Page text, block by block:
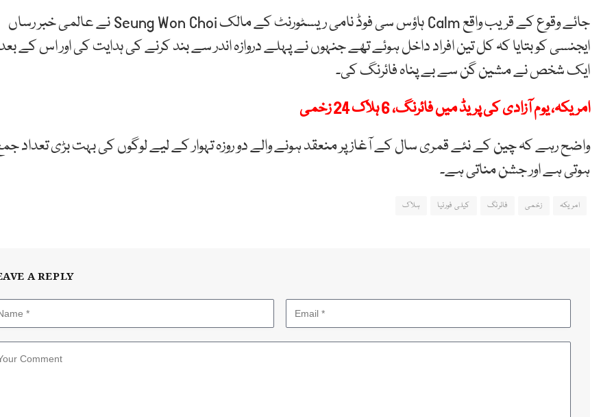
جائے وقوع کے قریب واقع Calm ہاؤس سی فوڈ نامی ریسٹورنٹ کے مالک Seung Won Choi نے عالمی خبر رساں
ایجنسی کو بتایا کہ کل تین افراد داخل ہوئے تھے جنہوں نے پہلے دروازہ اندر سے بند کرنے کی ہدایت کی اور اس کے
ایک شخص نے مشین گن سے بے پناہ فائرنگ کی۔
امریکہ، یوم آزادی کی پریڈ میں فائرنگ، 6 ہلاک 24 زخمی
واضح رہے کہ چین کے نئے قمری سال کے آغاز پر منعقد ہونے والے دو روزہ تہوار کے لیے لوگوں کی بہت بڑی تعداد
ہوتی ہے اور جشن مناتی ہے۔
امریکہ زخمی فائرنگ کیلی فورنیا ہلاک
A REPLY